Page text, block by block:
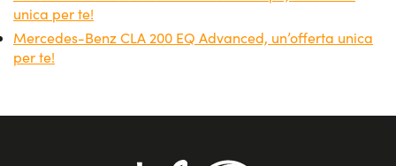
unica per te!
Mercedes-Benz CLA 200 EQ Advanced, un’offerta unica
per te!